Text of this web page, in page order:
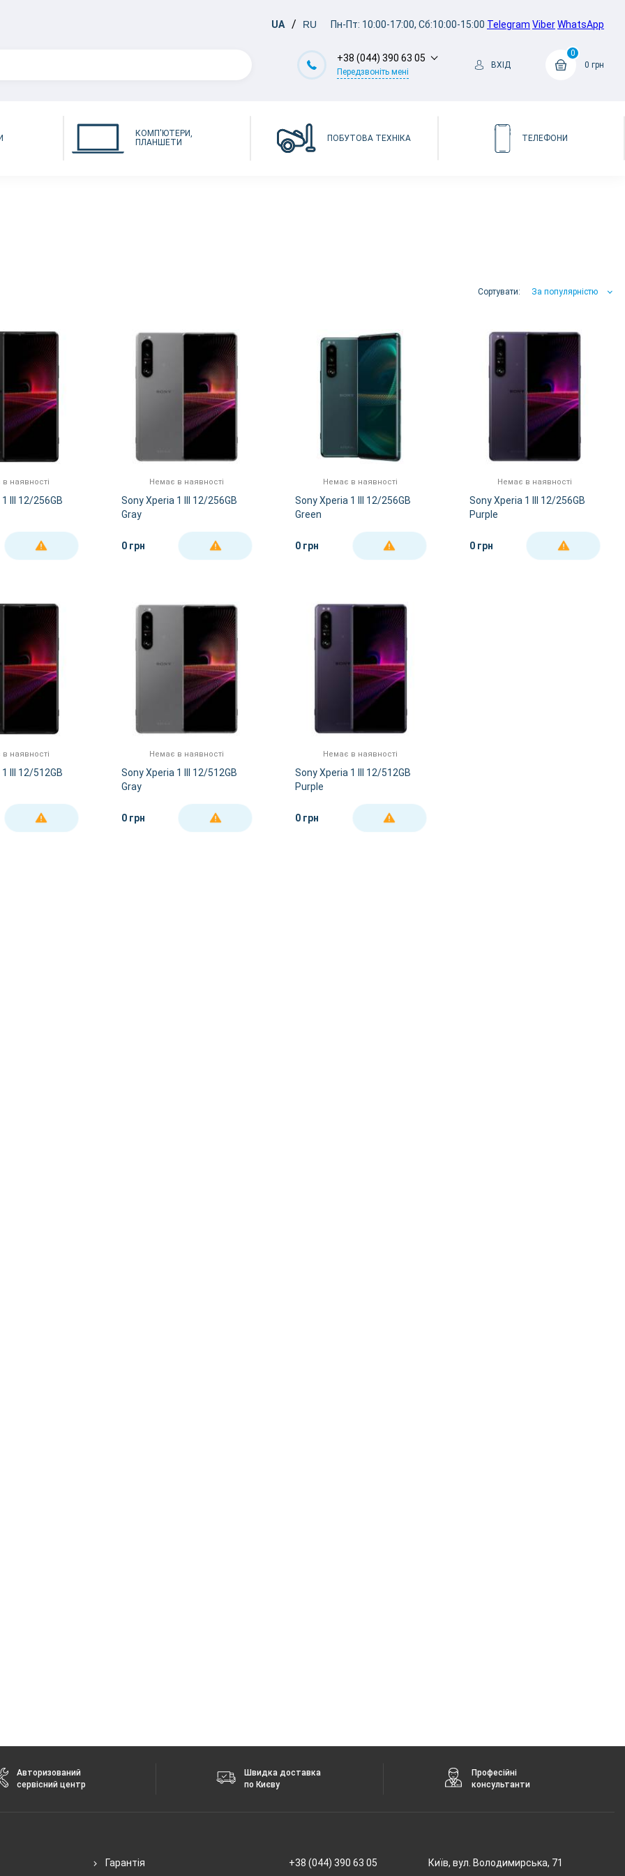
UA RU Пн-Пт: 10:00-17:00, Сб:10:00-15:00 Telegram ViberWhatsApp
+38 (044) 390 63 05
Передзвоніть мені
ВХІД
0
0 грн
КОМП'ЮТЕРИ,
ПЛАНШЕТИ
ПОБУТОВА ТЕХНІКА ТЕЛЕФОНИ
Сортувати: За популярністю
За популярністю
наявності
III 12/256GB
ДЕТАЛЬНІШЕ
Немає в наявності
Sony Xperia 1 III 12/256GB
Gray
0 грн ДЕТАЛЬНІШЕ
Немає в наявності
Sony Xperia 1 III 12/256GB
Green
0 грн ДЕТАЛЬНІШЕ
Немає в наявності
Sony Xperia 1 III 12/256GB
Purple
0 грн ДЕТАЛЬНІШЕ
наявності
III 12/512GB
ДЕТАЛЬНІШЕ
Немає в наявності
Sony Xperia 1 III 12/512GB
Gray
0 грн ДЕТАЛЬНІШЕ
Немає в наявності
Sony Xperia 1 III 12/512GB
Purple
0 грн ДЕТАЛЬНІШЕ
Авторизований
сервісний центр
Швидка доставка
по Києву
Професійні
консультанти
Гарантія +38 (044) 390 63 05 Київ, вул. Володимирська, 71